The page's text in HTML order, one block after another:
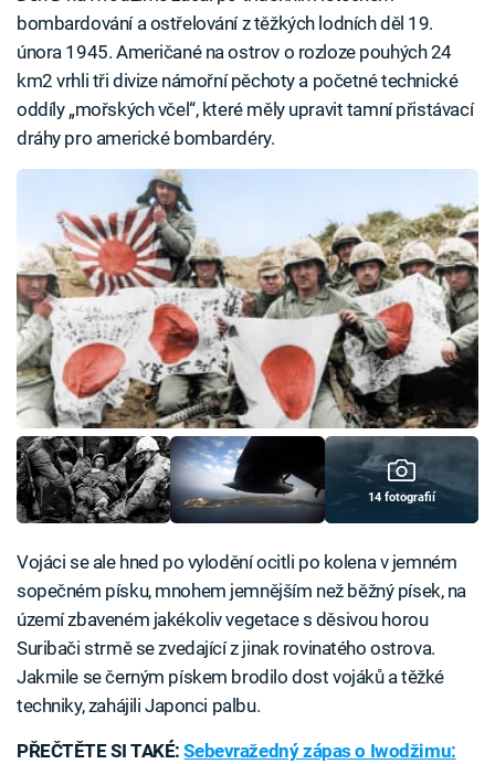
bombardování a ostřelování z těžkých lodních děl 19.
února 1945. Američané na ostrov o rozloze pouhých 24
km2 vrhli tři divize námořní pěchoty a početné technické
oddíly „mořských včel“, které měly upravit tamní přistávací
dráhy pro americké bombardéry.
14 fotografií
Vojáci se ale hned po vylodění ocitli po kolena v jemném
sopečném písku, mnohem jemnějším než běžný písek, na
území zbaveném jakékoliv vegetace s děsivou horou
Suribači strmě se zvedající z jinak rovinatého ostrova.
Jakmile se černým pískem brodilo dost vojáků a těžké
techniky, zahájili Japonci palbu.
PŘEČTĚTE SI TAKÉ:Sebevražedný zápas o Iwodžimu: